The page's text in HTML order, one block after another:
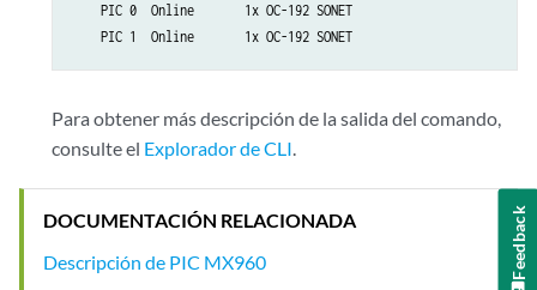
    PIC 0  Online       1x OC-192 SONET
    PIC 1  Online       1x OC-192 SONET
Para obtener más descripción de la salida del comando,
consulte el Explorador de CLI.
DOCUMENTACIÓN RELACIONADA
Descripción de PIC MX960
Feedback